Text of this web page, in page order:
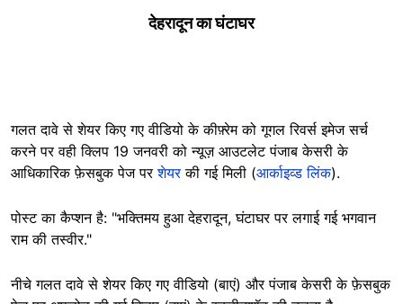
देहरादून का घंटाघर
गलत दावे से शेयर किए गए वीडियो के कीफ़्रेम को गूगल रिवर्स इमेज सर्च
करने पर वही क्लिप 19 जनवरी को न्यूज़ आउटलेट पंजाब केसरी के
आधिकारिक फ़ेसबुक पेज परशेयरकी गई मिली (आर्काइव्ड लिंक).
पोस्ट का कैप्शन है: "भक्तिमय हुआ देहरादून, घंटाघर पर लगाई गई भगवान
राम की तस्वीर."
नीचे गलत दावे से शेयर किए गए वीडियो (बाएं) और पंजाब केसरी के फ़ेसबुक